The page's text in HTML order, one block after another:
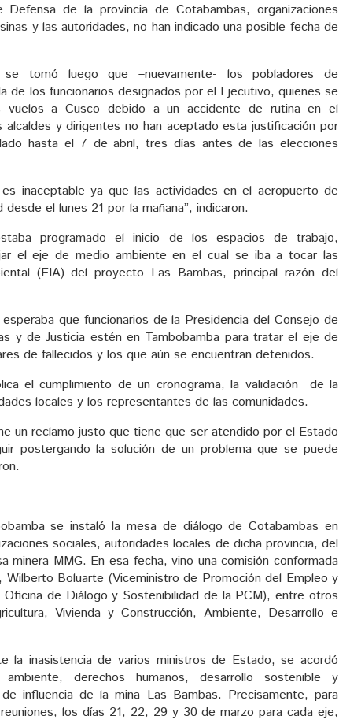
de la provincia de Cotabambas, organizaciones
y las autoridades, no han indicado una posible fecha de
tomó luego que –nuevamente- los pobladores de
de los funcionarios designados por el Ejecutivo, quienes se
vuelos a Cusco debido a un accidente de rutina en el
y dirigentes no han aceptado esta justificación por
hasta el 7 de abril, tres días antes de las elecciones
inaceptable ya que las actividades en el aeropuerto de
el lunes 21 por la mañana”, indicaron.
programado el inicio de los espacios de trabajo,
el eje de medio ambiente en el cual se iba a tocar las
(EIA) del proyecto Las Bambas, principal razón del
que funcionarios de la Presidencia del Consejo de
y de Justicia estén en Tambobamba para tratar el eje de
de fallecidos y los que aún se encuentran detenidos.
el cumplimiento de un cronograma, la validación de la
locales y los representantes de las comunidades.
un reclamo justo que tiene que ser atendido por el Estado
postergando la solución de un problema que se puede
se instaló la mesa de diálogo de Cotabambas en
sociales, autoridades locales de dicha provincia, del
minera MMG. En esa fecha, vino una comisión conformada
Wilberto Boluarte (Viceministro de Promoción del Empleo y
de Diálogo y Sostenibilidad de la PCM), entre otros
Vivienda y Construcción, Ambiente, Desarrollo e
la inasistencia de varios ministros de Estado, se acordó
derechos humanos, desarrollo sostenible y
influencia de la mina Las Bambas. Precisamente, para
los días 21, 22, 29 y 30 de marzo para cada eje,